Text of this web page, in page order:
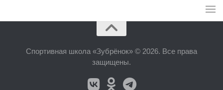
Спортивная школа «Зубрёнок» © 2026. Все права
защищены.